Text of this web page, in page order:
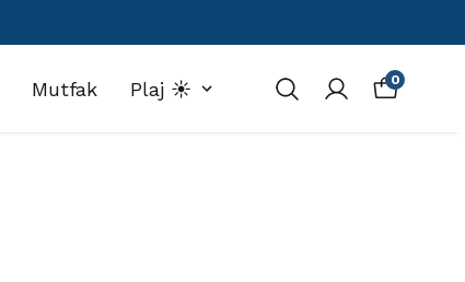
Mutfak Plaj ☀️ 0